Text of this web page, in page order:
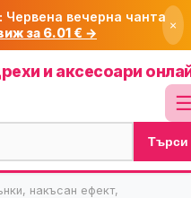
Червена вечерна чанта
за 6.01 € → ×
и аксесоари
Търси
накъсан ефект,